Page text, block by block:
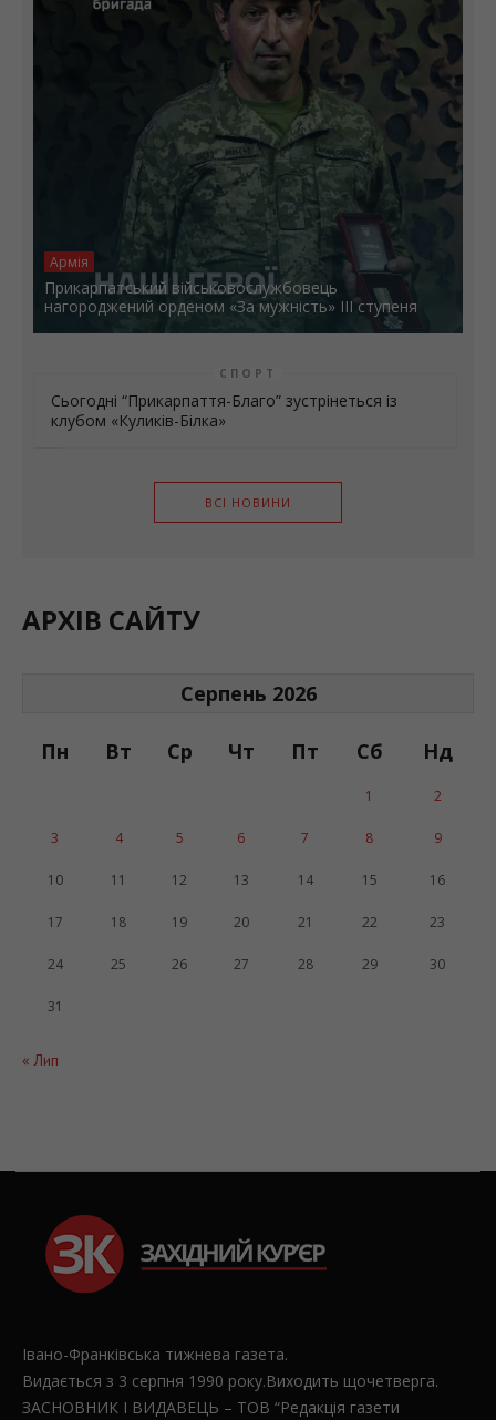
Армія
Прикарпатський військовослужбовець
нагороджений орденом «За мужність» ІІІ ступеня
СПОРТ
Сьогодні “Прикарпаття-Благо” зустрінеться із
клубом «Куликів-Білка»
ВСІ НОВИНИ
АРХІВ САЙТУ
Серпень 2026
Пн Вт Ср Чт Пт Сб Нд
« Лип
1 2
3 4 5 6 7 8 9
10 11 12 13 14 15 16
17 18 19 20 21 22 23
24 25 26 27 28 29 30
31
Івано-Франківська тижнева газета.
Видається з 3 серпня 1990 року.Виходить щочетверга.
ЗАСНОВНИК І ВИДАВЕЦЬ – ТОВ “Редакція газети